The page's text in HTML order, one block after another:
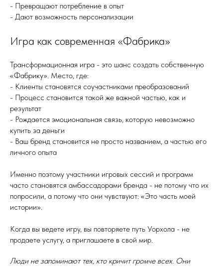
- Превращают потребление в опыт
- Дают возможность персонализации
Игра как современная «Фабрика»
Трансформационная игра - это шанс создать собственную
«Фабрику». Место, где:
- Клиенты становятся соучастниками преобразований
- Процесс становится такой же важной частью, как и
результат
- Рождается эмоциональная связь, которую невозможно
купить за деньги
- Ваш бренд становится не просто названием, а частью его
личного опыта
Именно поэтому участники игровых сессий и программ
часто становятся амбассадорами бренда - не потому что их
попросили, а потому что они чувствуют: «Это часть моей
истории».
Когда вы ведете игру, вы повторяете путь Уорхола - не
продаете услугу, а приглашаете в свой мир.
Люди не запоминают тех, кто кричит громче всех. Они